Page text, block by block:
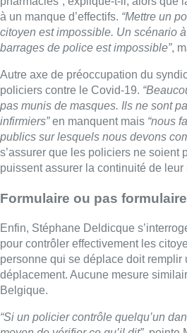
à un manque d’effectifs. “Mettre un
citoyen est impossible. Un scénario
barrages de police est impossible”,
Autre axe de préoccupation du
policiers contre le Covid-19.
pas munis de masques. Ils ne sont
infirmiers”en manquent mais “nous
publics sur lesquels nous devons
s’assurer que les policiers ne soient
puissent assurer la continuité de leur
Formulaire ou pas
Enfin, Stéphane Deldicque
pour contrôler effectivement les
personne qui se déplace doit remplir
déplacement. Aucune mesure
Belgique.
“Si un policier contrôle quelqu’un